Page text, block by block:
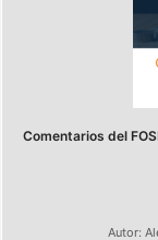
Comentarios del
Autor: